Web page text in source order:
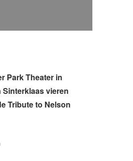
Park Theater in
vieren
Tribute to Nelson